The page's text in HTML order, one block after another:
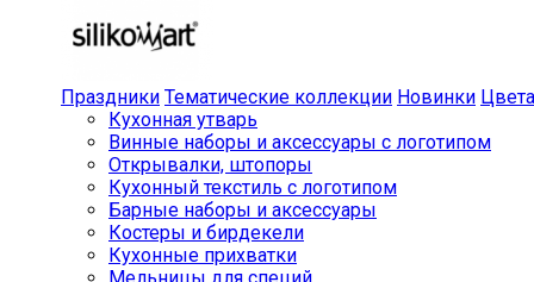
Праздники Тематические коллекции Новинки Цвета
Кухонная утварь
Винные наборы и аксессуары с логотипом
Открывалки, штопоры
Кухонный текстиль с логотипом
Барные наборы и аксессуары
Костеры и бирдекели
Кухонные прихватки